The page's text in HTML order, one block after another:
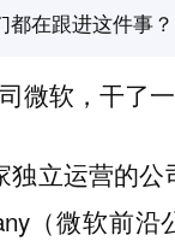
都在跟进这件事？
微软，干了一
独立运营的公
（微软前沿